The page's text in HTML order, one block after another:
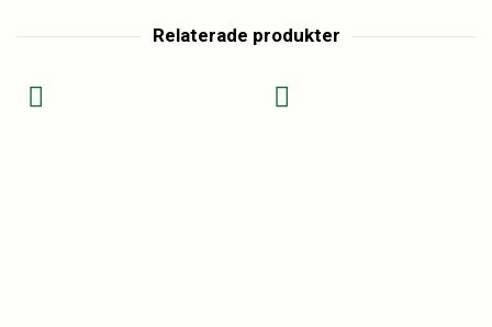
Relaterade produkter